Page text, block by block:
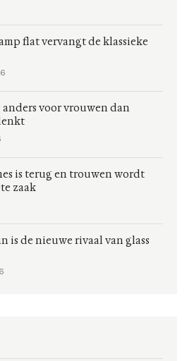
flat vervangt de klassieke
anders voor vrouwen dan
is terug en trouwen wordt
zaak
is de nieuwe rivaal van glass